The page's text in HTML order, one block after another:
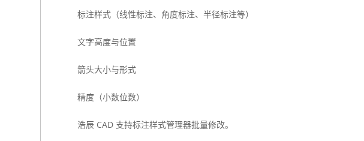
标注样式（线性标注、角度标注、半径标注等）
文字高度与位置
箭头大小与形式
精度（小数位数）
浩辰 CAD 支持标注样式管理器批量修改。